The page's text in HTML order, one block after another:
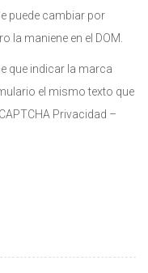
puede cambiar por
la maniene en el DOM.
que indicar la marca
el mismo texto que
Privacidad –